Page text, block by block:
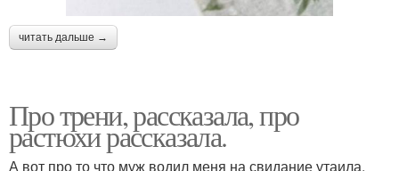
читать дальше →
Про трени, рассказала, про
растюхи рассказала.
А вот про то что муж водил меня на свидание утаила.